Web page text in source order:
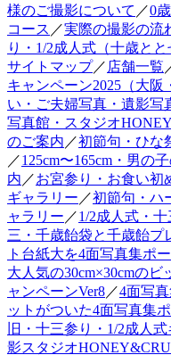
様のご撮影について ／0
コース ／実際の撮影の流
り・1/2成人式（十歳と
サイトマップ／ 店舗一覧
キャンペーン2025（大阪
い・ご夫婦写真・遺影写
写真館・スタジオ
のご案内 ／初節句・ひな
／125cm〜165cm・男の
内 ／お宮参り・お食い初
ギャラリー ／初節句・ハ
ャラリー ／1/2成人式・
三・千歳飴袋と千歳飴プ
ト台紙大を4面写真集ポ
大人気の30cm×30cmの
ャンペーンVer8／4面写
ットがついた4面写真集
旧・十三参り・1/2成人
影スタジオ